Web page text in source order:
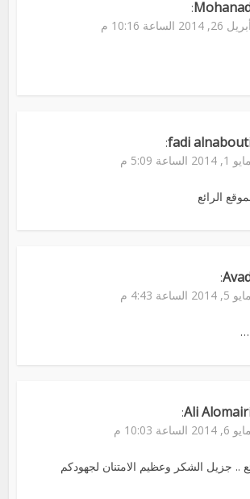
:
أبريل 26, 2014 الساعة 10:16 م
fadi
:
مايو 1, 2014 الساعة 5:09 م
الرائع
:
مايو 5, 2014 الساعة 4:43 م
…
Ali
:
مايو 6, 2014 الساعة 10:03 م
.. جزيل الشكر وعظيم الامتنان لجهودكم